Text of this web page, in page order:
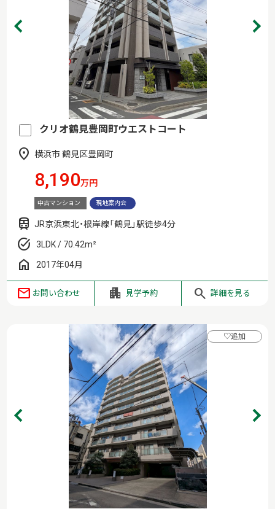
クリオ鶴見豊岡町ウエストコート
横浜市 鶴見区豊岡町
8,190万円
中古マンション 現地案内会
JR京浜東北・根岸線「鶴見」駅徒歩4分
3LDK / 70.42m²
2017年04月
お問い合わせ 見学予約 詳細を見る
♡追加